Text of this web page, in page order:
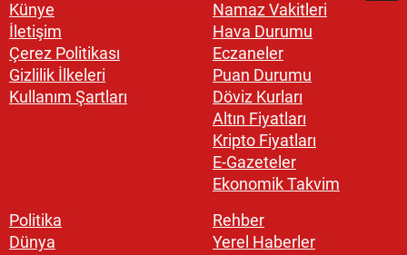
Künye
İletişim
Çerez Politikası
Gizlilik İlkeleri
Kullanım Şartları
Namaz Vakitleri
Hava Durumu
Eczaneler
Puan Durumu
Döviz Kurları
Altın Fiyatları
Kripto Fiyatları
E-Gazeteler
Ekonomik Takvim
Politika
Dünya
Rehber
Yerel Haberler